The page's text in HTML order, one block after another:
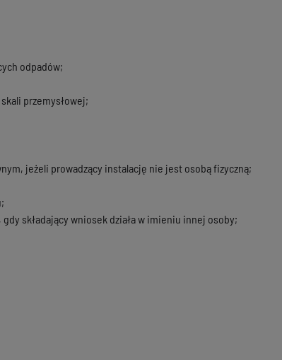
odpadów;
przemysłowej;
jeżeli prowadzący instalację nie jest osobą fizyczną;
składający wniosek działa w imieniu innej osoby;